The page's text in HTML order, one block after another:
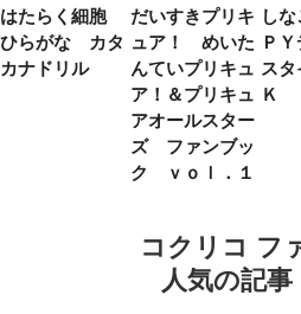
はたらく細胞
ひらがな カタ
カナドリル
だいすきプリキ
ュア！ めいた
んていプリキュ
ア！＆プリキュ
アオールスター
ズ ファンブッ
ク ｖｏｌ．１
し
Ｐ
ス
Ｋ
コクリコ フ
人気の記